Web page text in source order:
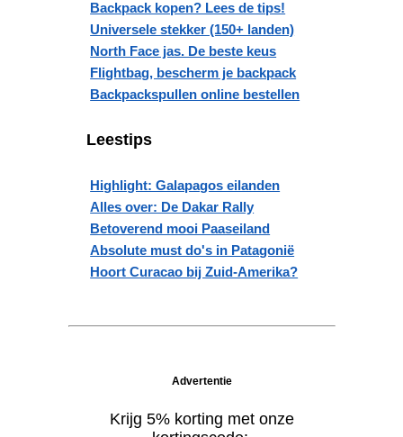
Backpack kopen? Lees de tips!
Universele stekker (150+ landen)
North Face jas. De beste keus
Flightbag, bescherm je backpack
Backpackspullen online bestellen
Leestips
Highlight: Galapagos eilanden
Alles over: De Dakar Rally
Betoverend mooi Paaseiland
Absolute must do's in Patagonië
Hoort Curacao bij Zuid-Amerika?
Advertentie
Krijg 5% korting met onze